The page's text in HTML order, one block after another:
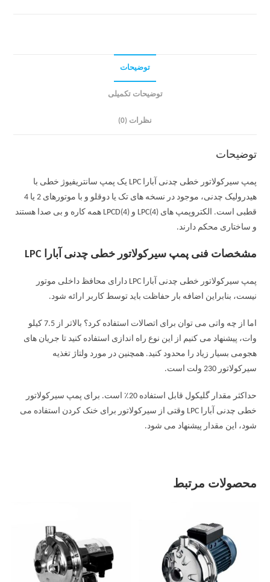
توضیحات
توضیحات تکمیلی
نظرات (0)
توضیحات
پمپ سیرکولاتور خطی چدنی آبارا LPC یک پمپ سانتریفیوژ خطی با
هیدرولیک چدنی، موجود در نسخه های تک یا دوقلو و با موتورهای 2 یا 4
قطبی است. الکتروپمپ های LPC(4) و LPCD(4) همه کاره و بی صدا هستند
و ساختاری محکم دارند.
مشخصات فنی پمپ سیرکولاتور خطی چدنی آبارا LPC
پمپ سیرکولاتور خطی چدنی آبارا LPC دارای محافظ داخلی موتور
نیست، بنابراین اضافه بار حفاظت باید توسط کاربر ارائه شود.
اما از چه واتی می توان برای اتصالات استفاده کرد؟ بالاتر از 7.5 کیلو
وات، پیشنهاد می کنیم از این نوع راه اندازی استفاده کنید تا جریان های
هجومی بسیار زیاد را محدود کنید. همچنین در مورد ولتاژ تغذیه
سیرکولاتور 230 ولت است.
حداکثر مقدار گلیکول قابل استفاده 20٪ است. برای پمپ سیرکولاتور
خطی چدنی آبارا LPC وقتی از سیرکولاتور برای خنک کردن استفاده می
شود، این مقدار پیشنهاد می شود.
محصولات مرتبط